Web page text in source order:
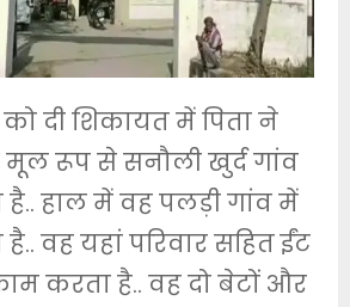
को दी शिकायत में पिता ने
मूल रूप से सनौली खुर्द गांव
है.. हाल में वह पलड़ी गांव में
वह यहां परिवार सहित ईंट
करता है.. वह दो बेटों और